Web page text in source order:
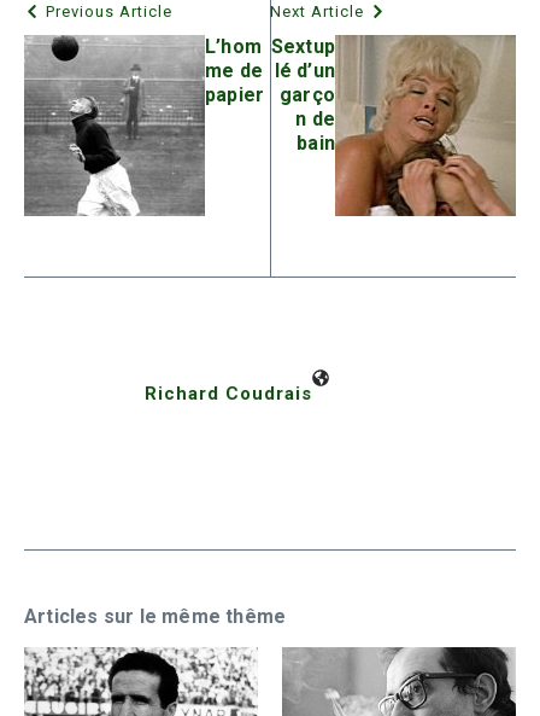
Previous Article
L’hom
me de
papier
Next Article
Sextup
lé d’un
garço
n de
bain
Richard Coudrais
Articles sur le même thême